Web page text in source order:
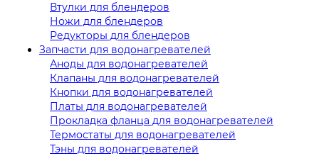
Втулки для блендеров
Ножи для блендеров
Редукторы для блендеров
Запчасти для водонагревателей
Аноды для водонагревателей
Клапаны для водонагревателей
Кнопки для водонагревателей
Платы для водонагревателей
Прокладка фланца для водонагревателей
Термостаты для водонагревателей
Тэны для водонагревателей